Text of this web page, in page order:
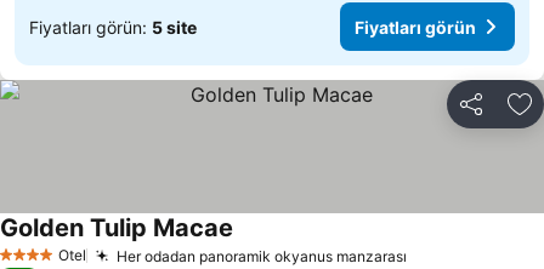
Fiyatları görün: 5 site Fiyatları görün
Paylaş
4 Yıldız Otel Her odadan panoramik okyanus manzarası
Golden Tulip Macae